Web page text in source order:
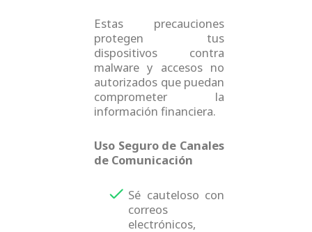
Estas precauciones
protegen tus
dispositivos contra
malware y accesos no
autorizados que puedan
comprometer la
información financiera.
Uso Seguro de Canales
de Comunicación
Sé cauteloso con
correos
electrónicos,